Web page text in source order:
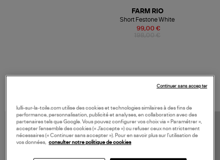
99,00 €
FARM RIO
Short Festone White
lulli-sur-la-toile.com utilise des cookies et technologies similaires à des fins de
performance, personnalisation, publicité et analyses, en collaboration avec des
partenaires tels que Google. Vous pouvez configurer vos choix via « Paramétrer »,
accepter l’ensemble des cookies (« J’accepte ») ou refuser ceux non strictement
nécessaires (« Continuer sans accepter »). Pour en savoir plus sur l’utilisation de
vos données, consulter notre politique de cookies
Continuer sans accepter